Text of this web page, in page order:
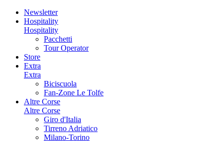
Newsletter
Hospitality
Hospitality
Pacchetti
Tour Operator
Store
Extra
Extra
Biciscuola
Fan-Zone Le Tolfe
Altre Corse
Altre Corse
Giro d'Italia
Tirreno Adriatico
Milano-Torino